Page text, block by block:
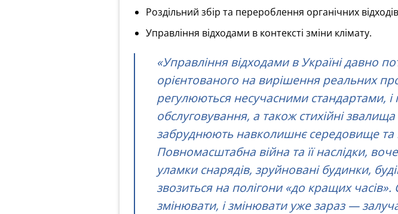
Роздільний збір та перероблення органічних
Управління відходами в контексті зміни клімату.
«Управління відходами в Україні давно
орієнтованого на вирішення реальних
регулюються несучасними стандартами,
обслуговування, а також стихійні
забруднюють навколишнє середовище
Повномасштабна війна та її наслідки,
уламки снарядів, зруйновані будинки,
звозиться на полігони «до кращих
змінювати, і змінювати уже зараз —